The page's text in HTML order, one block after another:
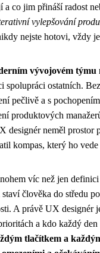
a co jim přináší radost
vylepšování
nejste hotovi, vždy
vývojovém týmu
spolupráci ostatních.
pečlivě a s
produktových
designér neměl prostor
kompas, který ho
víc než jen
člověka do středu
A právě UX designér
a kdo každý
tlačítkem a